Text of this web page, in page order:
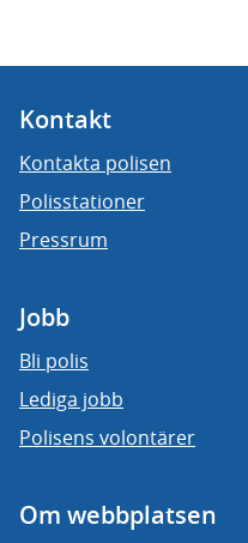
Kontakt
Kontakta polisen
Polisstationer
Pressrum
Jobb
Bli polis
Lediga jobb
Polisens volontärer
Om webbplatsen